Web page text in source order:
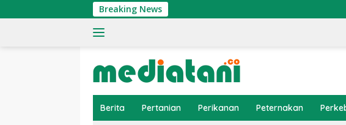
ke
Breaking News
Berita Pertanian Perikanan Peternakan